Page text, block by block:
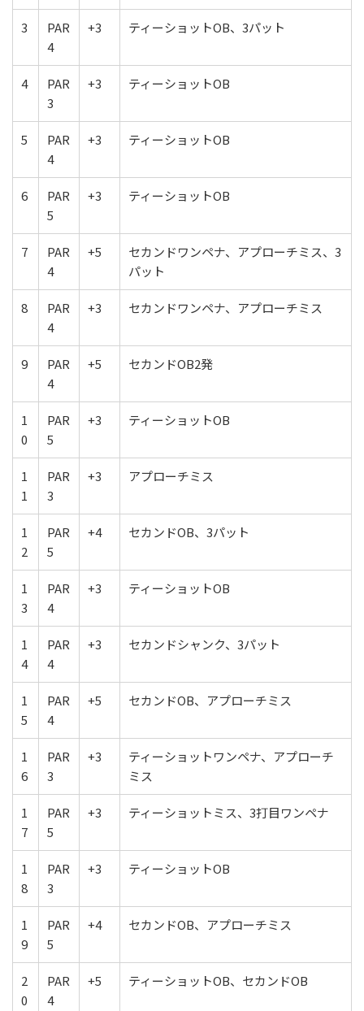
3
PAR
4
+3 ティーショットOB、3パット
4
PAR
3
+3 ティーショットOB
5
PAR
4
+3 ティーショットOB
6
PAR
5
+3 ティーショットOB
7
PAR
4
+5
セカンドワンペナ、アプローチミス、3
パット
8
PAR
4
+3 セカンドワンペナ、アプローチミス
9
PAR
4
+5 セカンドOB2発
1
0
PAR
5
+3 ティーショットOB
1
1
PAR
3
+3 アプローチミス
1
2
PAR
5
+4 セカンドOB、3パット
1
3
PAR
4
+3 ティーショットOB
1
4
PAR
4
+3 セカンドシャンク、3パット
1
5
PAR
4
+5 セカンドOB、アプローチミス
1
6
PAR
3
+3
ティーショットワンペナ、アプローチ
ミス
1
7
PAR
5
+3 ティーショットミス、3打目ワンペナ
1
8
PAR
3
+3 ティーショットOB
1
9
PAR
5
+4 セカンドOB、アプローチミス
2
0
PAR
4
+5 ティーショットOB、セカンドOB